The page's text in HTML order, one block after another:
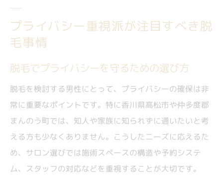
プライバシー重視派が注目すべき脱
毛事情
脱毛でプライバシーを守るための選び方
脱毛を検討する男性にとって、プライバシーの確保は非
常に重要なポイントです。特に香川県高松市や仲多度郡
まんのう町では、知人や家族に知られずに通いたいと考
える方も少なくありません。こうしたニーズに応えるた
め、サロン選びでは施術スペースの構造や予約システ
ム、スタッフの対応などを重視することが大切です。